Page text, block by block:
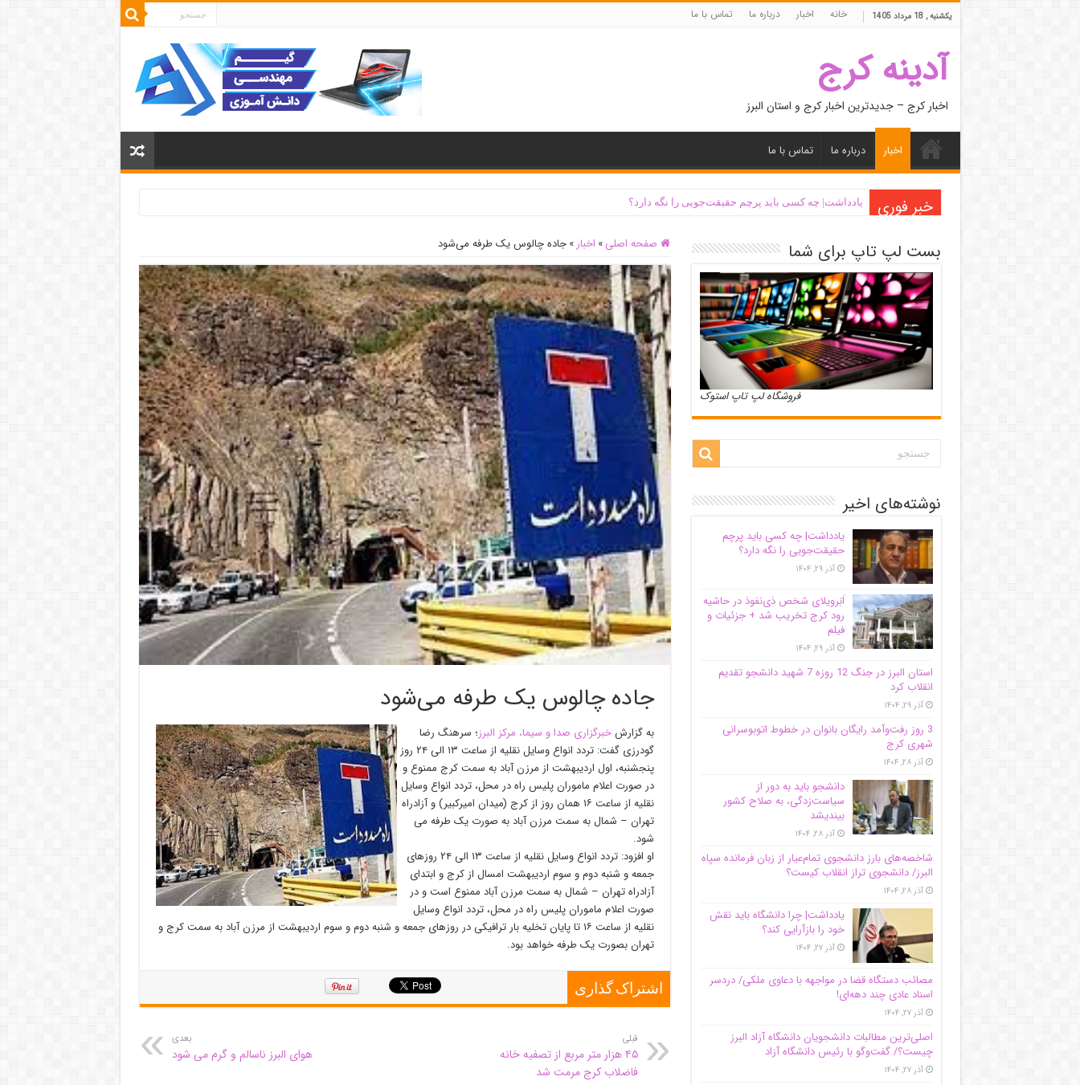
یکشنبه , 18 مرداد 1405 خانه اخبار درباره ما تماس با ما
آدینه کرج
اخبار کرج – جدیدترین اخبار کرج و استان البرز
اخبار درباره ما تماس با ما
خبر فوری یادداشت| ‌چه کسی باید پرچم حقیقت‌جویی را نگه دارد؟
صفحه اصلی » اخبار » جاده چالوس یک طرفه می‌شود
جاده چالوس یک طرفه می‌شود
به گزارشخبرگزاری صدا و سیما، مرکز البرز؛ سرهنگ رضا
گودرزی گفت: تردد انواع وسایل نقلیه از ساعت ۱۳ الی ۲۴ روز
پنجشنبه، اول اردیبهشت از مرزن آباد به سمت کرج ممنوع و
در صورت اعلام ماموران پلیس راه در محل، تردد انواع وسایل
نقلیه از ساعت ۱۶ همان روز از کرج (میدان امیرکبیر) و آزادراه
تهران – شمال به سمت مرزن آباد به صورت یک طرفه می
شود.
او افزود: تردد انواع وسایل نقلیه از ساعت ۱۳ الی ۲۴ روزهای
جمعه و شنبه دوم و سوم اردیبهشت امسال از کرج و ابتدای
آزادراه تهران – شمال به سمت مرزن آباد ممنوع است و در
صورت اعلام ماموران پلیس راه در محل، تردد انواع وسایل
نقلیه از ساعت ۱۶ تا پایان تخلیه بار ترافیکی در روزهای جمعه و شنبه دوم و سوم اردیبهشت از مرزن آباد به سمت کرج و
تهران بصورت یک طرفه خواهد بود.
اشتراک گذاری
قبلی
۴۵ هزار متر مربع از تصفیه خانه
فاضلاب کرج مرمت شد
بعدی
هوای البرز ناسالم و گرم می شود
بست لپ تاپ برای شما
فروشگاه لپ تاپ استوک
نوشته‌های اخیر
یادداشت| ‌چه کسی باید پرچم
حقیقت‌جویی را نگه دارد؟
آذر ۲۹, ۱۴۰۴
اَبَر‌ویلای شخص ذی‌نفوذ در حاشیه‌
رود کرج تخریب شد + جزئیات و
فیلم
آذر ۲۹, ۱۴۰۴
استان البرز در جنگ 12 روزه 7 شهید دانشجو تقدیم
انقلاب کرد
آذر ۲۹, ۱۴۰۴
3 روز رفت‌وآمد رایگان بانوان در خطوط اتوبوسرانی
شهری کرج
آذر ۲۸, ۱۴۰۴
دانشجو باید به دور از
سیاست‌زدگی، به صلاح کشور
بیندیشد
آذر ۲۸, ۱۴۰۴
شاخصه‌های بارز دانشجوی تمام‌عیار از زبان فرمانده سپاه
البرز/ دانشجوی تراز انقلاب کیست؟
آذر ۲۸, ۱۴۰۴
یادداشت| چرا دانشگاه باید نقش
خود را بازآرایی کند؟
آذر ۲۷, ۱۴۰۴
مصائب دستگاه قضا در مواجهه با دعاوی ملکی/ دردسر
اسناد عادی چند‌ دهه‌ای!
آذر ۲۷, ۱۴۰۴
اصلی‌ترین مطالبات دانشجویان دانشگاه آزاد البرز
چیست؟/ گفت‌وگو با رئیس دانشگاه آز‌اد
آذر ۲۷, ۱۴۰۴